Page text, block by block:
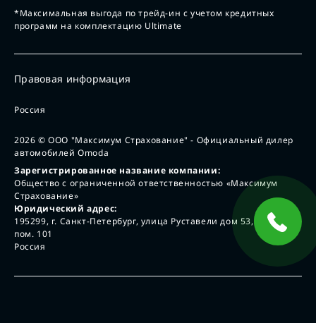
*Максимальная выгода по трейд-ин с учетом кредитных
программ на комплектацию Ultimate
Правовая информация
Россия
2026 © ООО "Максимум Страхование" - Официальный дилер
автомобилей Omoda
Зарегистрированное название компании:
Общество с ограниченной ответственностью «Максимум
Страхование»
Юридический адрес:
195299, г. Санкт-Петербург, улица Руставели дом 53, лит А,
пом. 101
Россия